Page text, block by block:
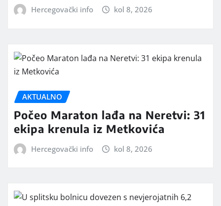
Hercegovački info kol 8, 2026
AKTUALNO
Počeo Maraton lađa na Neretvi: 31
ekipa krenula iz Metkovića
Hercegovački info kol 8, 2026